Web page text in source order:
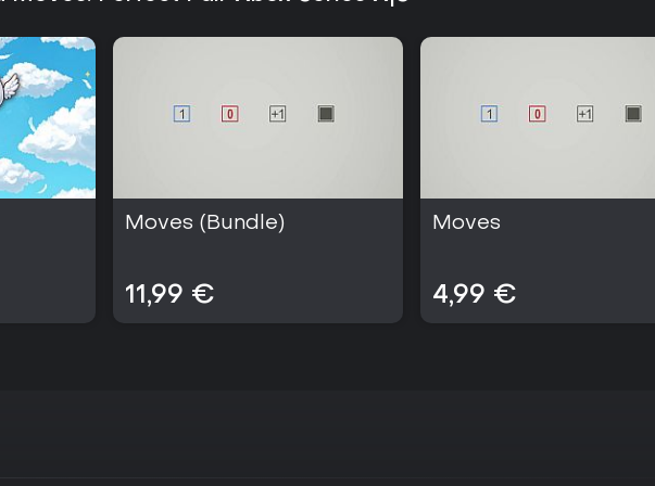
sistemas adicionales
de modos extra mantiene el
bucle central de igualar
busca un título de puzles
ofrece una progresión clara
finales exigentes sin
Moves (Bundle)
11,99 €
Moves
4,99 €